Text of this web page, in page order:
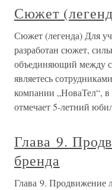
Сюжет
Сюжет (легенда) Для
разработан сюжет,
объединяющий между
являетесь
компании „НоваТел“,
отмечает 5-летний
Глава 9.
бренда
Глава 9. Продвижение